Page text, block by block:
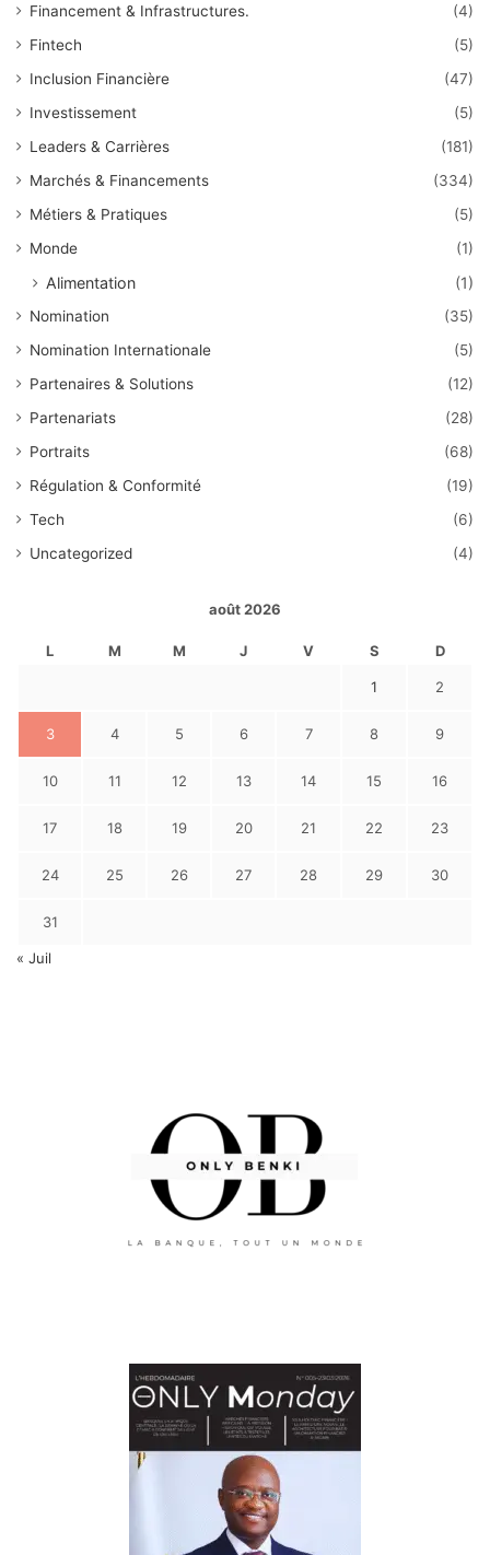
Financement & Infrastructures.
(4)
Fintech
(5)
Inclusion Financière
(47)
Investissement
(5)
Leaders & Carrières
(181)
Marchés & Financements
(334)
Métiers & Pratiques
(5)
Monde
(1)
Alimentation (1)
Nomination
(35)
Nomination Internationale
(5)
Partenaires & Solutions
(12)
Partenariats
(28)
Portraits
(68)
Régulation & Conformité
(19)
Tech
(6)
Uncategorized
(4)
août 2026
L M M J V S D
1 2
3 4 5 6 7 8 9
10 11 12 13 14 15 16
17 18 19 20 21 22 23
24 25 26 27 28 29 30
31
« Juil